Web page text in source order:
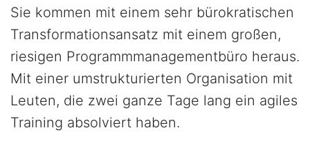
Sie kommen mit einem sehr bürokratischen
Transformationsansatz mit einem großen,
riesigen Programmmanagementbüro heraus.
Mit einer umstrukturierten Organisation mit
Leuten, die zwei ganze Tage lang ein agiles
Training absolviert haben.